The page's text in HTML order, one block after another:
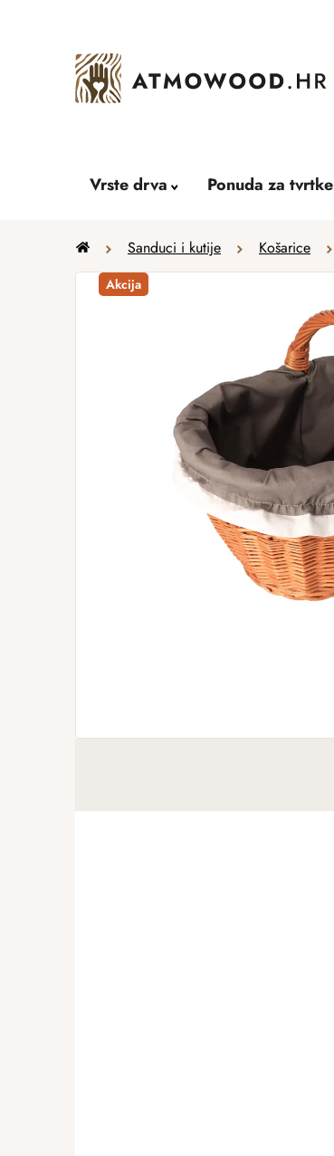
Vrste drva Ponuda za tvrtke
Home Sanduci i kutije Košarice
Akcija